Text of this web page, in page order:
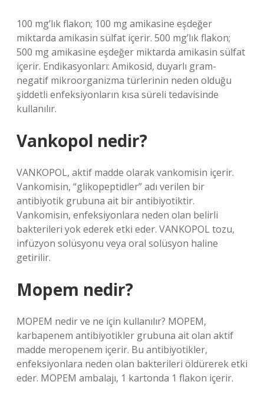
100 mg’lık flakon; 100 mg amikasine eşdeğer
miktarda amikasin sülfat içerir. 500 mg’lık flakon;
500 mg amikasine eşdeğer miktarda amikasin sülfat
içerir. Endikasyonları: Amikosid, duyarlı gram-
negatif mikroorganizma türlerinin neden olduğu
şiddetli enfeksiyonların kısa süreli tedavisinde
kullanılır.
Vankopol nedir?
VANKOPOL, aktif madde olarak vankomisin içerir.
Vankomisin, “glikopeptidler” adı verilen bir
antibiyotik grubuna ait bir antibiyotiktir.
Vankomisin, enfeksiyonlara neden olan belirli
bakterileri yok ederek etki eder. VANKOPOL tozu,
infüzyon solüsyonu veya oral solüsyon haline
getirilir.
Mopem nedir?
MOPEM nedir ve ne için kullanılır? MOPEM,
karbapenem antibiyotikler grubuna ait olan aktif
madde meropenem içerir. Bu antibiyotikler,
enfeksiyonlara neden olan bakterileri öldürerek etki
eder. MOPEM ambalajı, 1 kartonda 1 flakon içerir.